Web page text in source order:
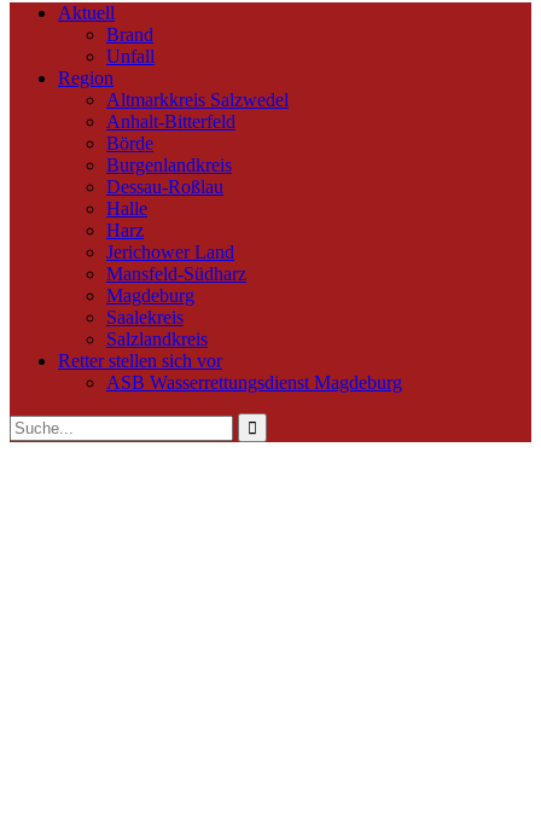
Aktuell
Brand
Unfall
Region
Altmarkkreis Salzwedel
Anhalt-Bitterfeld
Börde
Burgenlandkreis
Dessau-Roßlau
Halle
Harz
Jerichower Land
Mansfeld-Südharz
Magdeburg
Saalekreis
Salzlandkreis
Retter stellen sich vor
ASB Wasserrettungsdienst Magdeburg